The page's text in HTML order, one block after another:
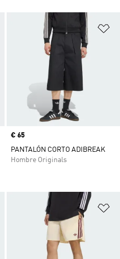
Añadir a la lista de deseos
Precio
€ 65
PANTALÓN CORTO ADIBREAK
Hombre Originals
Añadir a la lista de deseos